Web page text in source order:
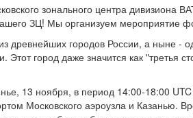
зонального центра дивизиона
ЗЦ! Мы организуем мероприятие
древнейших городов России, а ныне -
Этот город даже значится как "третья
13 ноября, в период 14:00-18:00
Московского аэроузла и Казанью.